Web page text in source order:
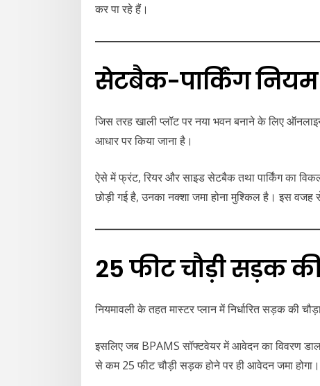
कर पा रहे हैं।
सेटबैक-पार्किंग नियम
जिस तरह खाली प्लॉट पर नया भवन बनाने के लिए
आधार पर किया जाना है।
ऐसे में फ्रंट, रियर और साइड सेटबैक तथा पार्किंग का
छोड़ी गई है, उनका नक्शा जमा होना मुश्किल है। इस
25 फीट चौड़ी सड़क
नियमावली के तहत मास्टर प्लान में निर्धारित सड़क की
इसलिए जब BPAMS सॉफ्टवेयर में आवेदन का विवरण
से कम 25 फीट चौड़ी सड़क होने पर ही आवेदन जमा होगा।